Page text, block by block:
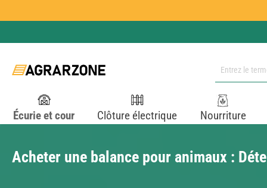
Écurie et cour Clôture électrique Nourriture
Acheter une balance pour animaux :